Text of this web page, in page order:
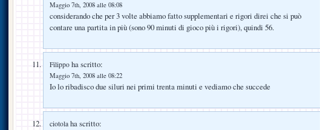
Maggio 7th, 2008 alle 08:08
considerando che per 3 volte abbiamo fatto supplementari e rigori direi che si può
contare una partita in più (sono 90 minuti di gioco più i rigori), quindi 56.
Filippo ha scritto:
Maggio 7th, 2008 alle 08:22
Io lo ribadisco due siluri nei primi trenta minuti e vediamo che succede
ciotola ha scritto: